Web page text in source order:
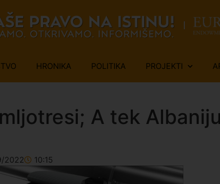
HRONIKA POLITIKA PROJEKTI
A tek
2022 10:15